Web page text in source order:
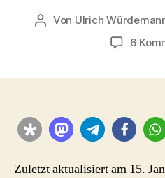
Beitragsautor
Von Ulrich
6
Zuletzt aktualisiert am 15.